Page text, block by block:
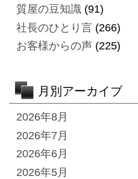
質屋の豆知識(91)
社長のひとり言(266)
お客様からの声(225)
月別アーカイブ
2026年8月
2026年7月
2026年6月
2026年5月